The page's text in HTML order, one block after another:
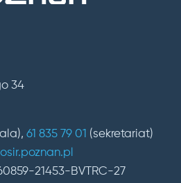
34
61 835 79 01 (sekretariat)
21453-BVTRC-27